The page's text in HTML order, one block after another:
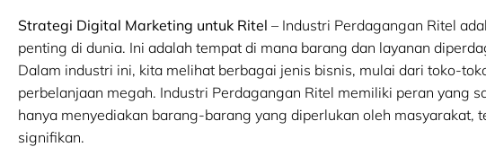
Strategi Digital Marketing untuk Ritel – Industri Perdagangan Ritel
penting di dunia. Ini adalah tempat di mana barang dan layanan
Dalam industri ini, kita melihat berbagai jenis bisnis, mulai dari toko-
perbelanjaan megah. Industri Perdagangan Ritel memiliki peran yang
hanya menyediakan barang-barang yang diperlukan oleh masyarakat,
signifikan.